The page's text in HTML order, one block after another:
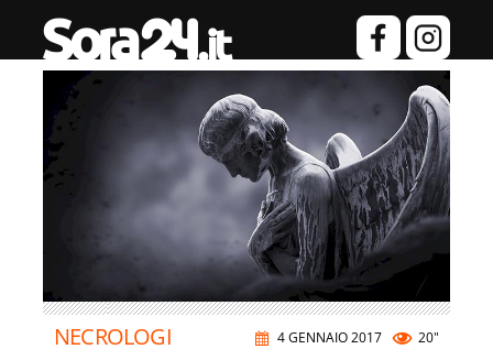
4 GENNAIO 2017 20"
NECROLOGI